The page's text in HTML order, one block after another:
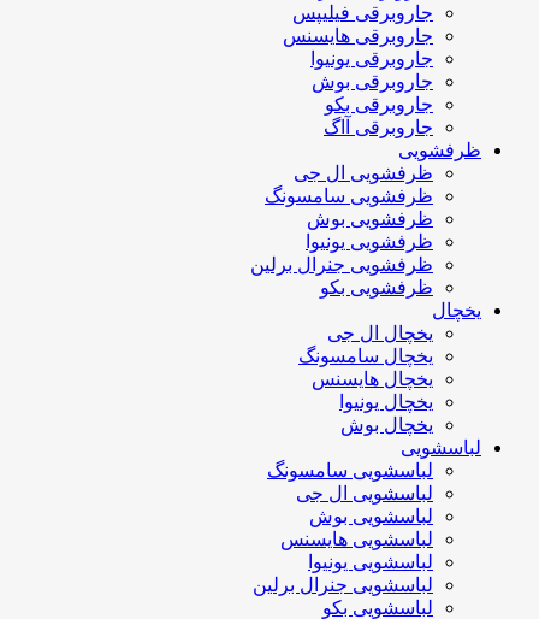
جاروبرقی فیلیپس
جاروبرقی هایسنس
جاروبرقی یونیوا
جاروبرقی بوش
جاروبرقی بکو
جاروبرقی آاگ
ظرفشویی
ظرفشویی ال جی
ظرفشویی سامسونگ
ظرفشویی بوش
ظرفشویی یونیوا
ظرفشویی جنرال برلین
ظرفشویی بکو
یخچال
یخچال ال جی
یخچال سامسونگ
یخچال هایسنس
یخچال یونیوا
یخچال بوش
لباسشویی
لباسشویی سامسونگ
لباسشویی ال جی
لباسشویی بوش
لباسشویی هایسنس
لباسشویی یونیوا
لباسشویی جنرال برلین
لباسشویی بکو